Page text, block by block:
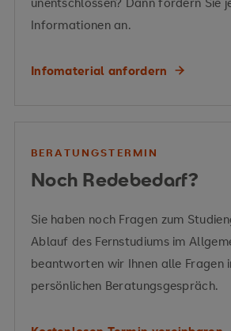
grundlegende KI-Konzepte
Beratung Hilfeplanung
Strukturierung komplexer
Digitalisierung der Lebenswelten
Wohnen Bildung Arbeit
digitalen Entwicklungen im
Human Resource
Informationen an.
Infomaterial anfordern
BERATUNGSTERMIN
Noch Redebedarf?
Sie haben noch Fragen zum
Ablauf des Fernstudiums im
beantworten wir Ihnen alle Fragen
persönlichen Beratungsgespräch.